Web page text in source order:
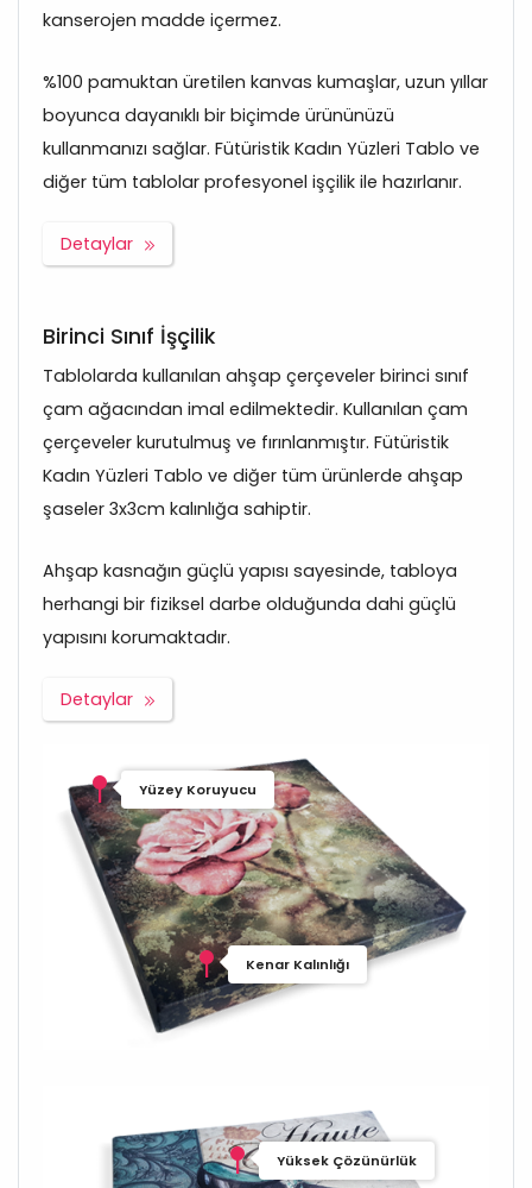
kanserojen madde içermez.
%100 pamuktan üretilen kanvas kumaşlar, uzun yıllar
boyunca dayanıklı bir biçimde ürününüzü
kullanmanızı sağlar. Fütüristik Kadın Yüzleri Tablo ve
diğer tüm tablolar profesyonel işçilik ile hazırlanır.
Detaylar
Birinci Sınıf İşçilik
Tablolarda kullanılan ahşap çerçeveler birinci sınıf
çam ağacından imal edilmektedir. Kullanılan çam
çerçeveler kurutulmuş ve fırınlanmıştır. Fütüristik
Kadın Yüzleri Tablo ve diğer tüm ürünlerde ahşap
şaseler 3x3cm kalınlığa sahiptir.
Ahşap kasnağın güçlü yapısı sayesinde, tabloya
herhangi bir fiziksel darbe olduğunda dahi güçlü
yapısını korumaktadır.
Detaylar
Yüzey Koruyucu
Kenar Kalınlığı
Yüksek Çözünürlük